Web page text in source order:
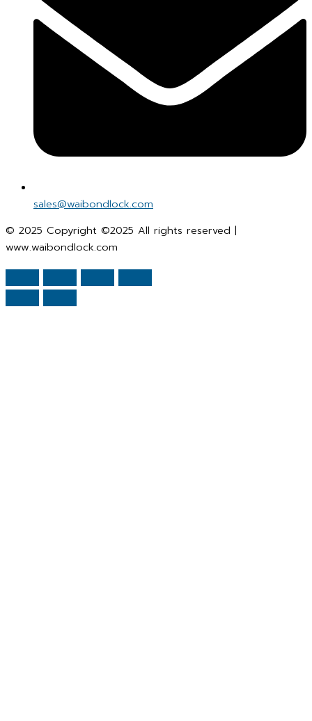
sales@waibondlock.com
© 2025 Copyright ©2025 All rights reserved |
www.waibondlock.com